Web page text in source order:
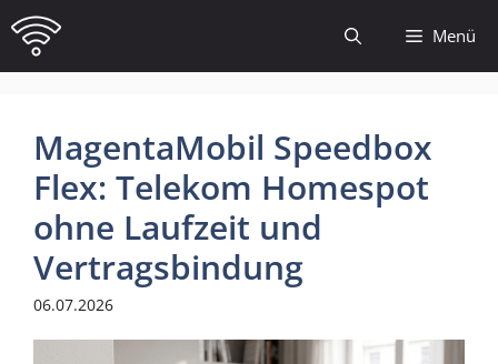
Zum
Inhalt
springen
Menü
MagentaMobil Speedbox
Flex: Telekom Homespot
ohne Laufzeit und
Vertragsbindung
06.07.2026